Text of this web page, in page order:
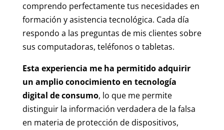
comprendo perfectamente tus necesidades en
formación y asistencia tecnológica. Cada día
respondo a las preguntas de mis clientes sobre
sus computadoras, teléfonos o tabletas.
Esta experiencia me ha permitido adquirir
un amplio conocimiento en tecnología
digital de consumo, lo que me permite
distinguir la información verdadera de la falsa
en materia de protección de dispositivos,